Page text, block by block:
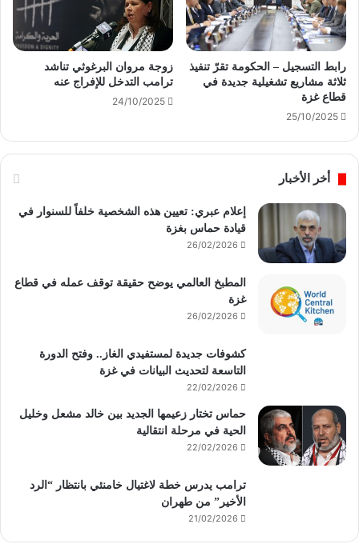
رابط التسجيل – الحكومة تقرّ تنفيذ
ثلاثة مشاريع تشغيلية جديدة في
قطاع غزة
25/10/2025
زوجة مروان البرغوثي تناشد
ترامب التدخل للإفراج عنه
24/10/2025
أخر الأخبار
إعلام عبري: تعيين هذه الشخصية خلفاً للسنوار في
قيادة حماس بغزة
26/02/2026
المطبخ العالمي يوضح حقيقة توقف عمله في قطاع
غزة
26/02/2026
كشوفات جديدة لمستفيدي الغاز.. وفتح الدورة
التاسعة لتحديث البيانات في غزة
22/02/2026
حماس تختار زعيمها الجديد بين خالد مشعل وخليل
الحية في مرحلة انتقالية
22/02/2026
ترامب يدرس خطة لاغتيال خامنئي بانتظار “الرد
الأخير” من طهران
21/02/2026